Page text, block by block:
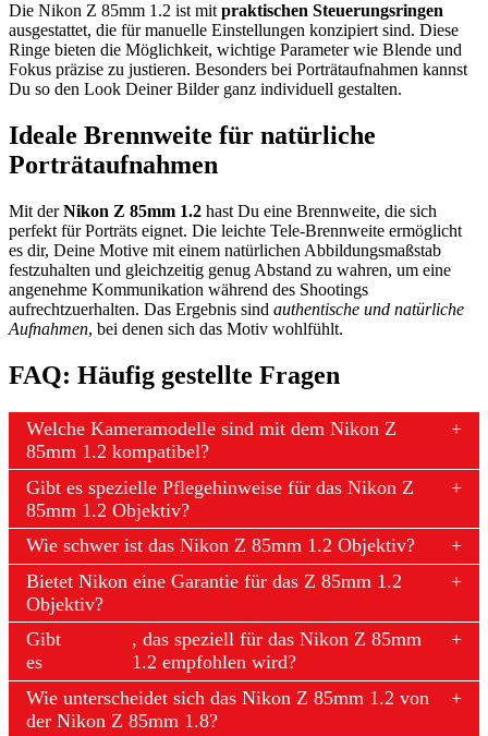
Die Nikon Z 85mm 1.2 ist mit praktischen Steuerungsringen
ausgestattet, die für manuelle Einstellungen konzipiert sind. Diese
Ringe bieten die Möglichkeit, wichtige Parameter wie Blende und
Fokus präzise zu justieren. Besonders bei Porträtaufnahmen kannst
Du so den Look Deiner Bilder ganz individuell gestalten.
Ideale Brennweite für natürliche
Porträtaufnahmen
Mit derNikon Z 85mm 1.2 hast Du eine Brennweite, die sich
perfekt für Porträts eignet. Die leichte Tele-Brennweite ermöglicht
es dir, Deine Motive mit einem natürlichen Abbildungsmaßstab
festzuhalten und gleichzeitig genug Abstand zu wahren, um eine
angenehme Kommunikation während des Shootings
aufrechtzuerhalten. Das Ergebnis sind authentische und natürliche
Aufnahmen, bei denen sich das Motiv wohlfühlt.
FAQ: Häufig gestellte Fragen
Welche Kameramodelle sind mit dem Nikon Z
85mm 1.2 kompatibel?
Gibt es spezielle Pflegehinweise für das Nikon Z
85mm 1.2 Objektiv?
Wie schwer ist das Nikon Z 85mm 1.2 Objektiv?
Bietet Nikon eine Garantie für das Z 85mm 1.2
Objektiv?
Gibt
es
, das speziell für das Nikon Z 85mm
1.2 empfohlen wird?
Wie unterscheidet sich das Nikon Z 85mm 1.2 von
der Nikon Z 85mm 1.8?